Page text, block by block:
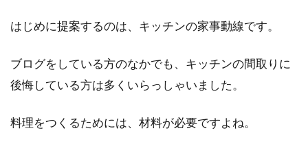
軽量・重量鉄骨造ってどんな建物？
ね。そんな鉄骨造には軽量鉄骨と重量鉄骨があ
はじめに提案するのは、キッチンの家事動線です。
ブログをしている方のなかでも、キッチンの間取りに
後悔している方は多くいらっしゃいました。
料理をつくるためには、材料が必要ですよね。